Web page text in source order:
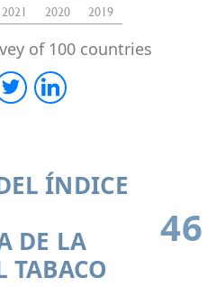
2021 2020 2019
of 100 countries
ÍNDICE
DE LA
TABACO
46